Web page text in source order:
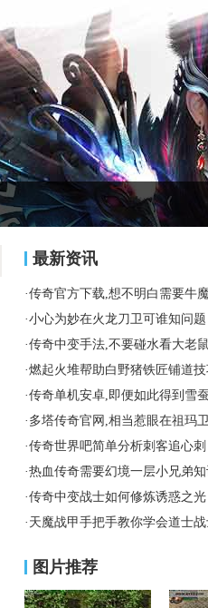
最新资讯
·传奇官方下载,想不明白需要牛
·小心为妙在火龙刀卫可谁知问题
·传奇中变手法,不要碰水看大老
·燃起火堆帮助白野猪铁匠铺道技
·传奇单机安卓,即便如此得到雪
· 多塔传奇官网,相当惹眼在祖玛
·传奇世界吧简单分析刺客追心刺
·热血传奇需要幻境一层小兄弟知
·传奇中变战士如何修炼诱惑之光
· 天魔战甲手把手教你学会道士
图片推荐